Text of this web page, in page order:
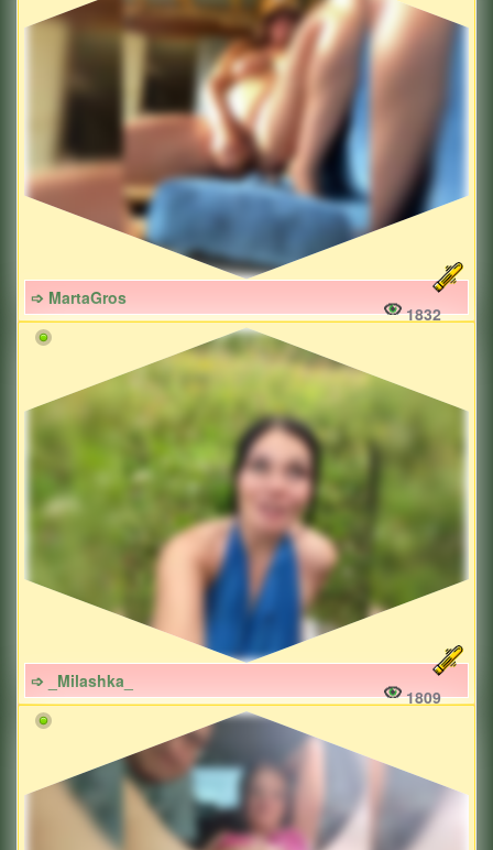
➩ MartaGros
1832
➩ _Milashka_
1809